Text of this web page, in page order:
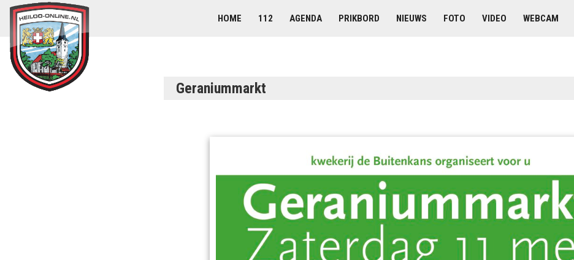
HOME 112 AGENDA PRIKBORD NIEUWS FOTO VIDEO WEBCAM
Geraniummarkt